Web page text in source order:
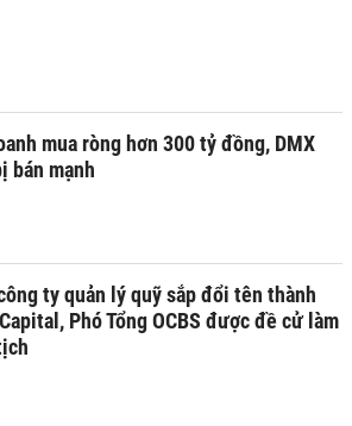
mua ròng hơn 300 tỷ đồng, DMX
bán mạnh
ty quản lý quỹ sắp đổi tên thành
Phó Tổng OCBS được đề cử làm